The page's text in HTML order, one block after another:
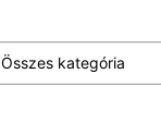
Összes kategória